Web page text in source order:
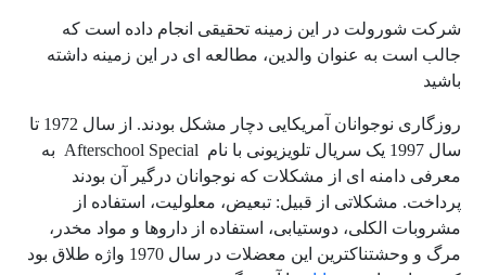
شرکت شورولت در این زمینه تحقیقی انجام داده است که
جالب است به عنوان والدین، مطالعه ای در این زمینه داشته
باشید
روزگاری نوجوانان آمریکایی دچار مشکل بودند. از سال 1972 تا
سال 1997 یک سریال تلویزیونی با نام Afterschool Special به
معرفی دامنه ای از مشکلات که نوجوانان درگیر آن بودند
پرداخت. مشکلاتی از قبیل: تبعیض، معلولیت، استفاده از
مشروبات الکلی، دوستیابی، استفاده از داروها و مواد مخدر،
مرگ و وحشتناکترین این معضلات در سال 1970 واژه طلاق بود